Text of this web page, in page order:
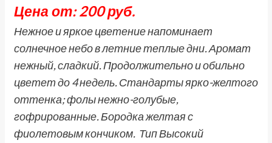
Цена от: 200 руб.
Нежное и яркое цветение напоминает
солнечное небо в летние теплые дни. Аромат
нежный, сладкий. Продолжительно и обильно
цветет до 4 недель. Стандарты ярко-желтого
оттенка; фолы нежно-голубые,
гофрированные. Бородка желтая с
фиолетовым кончиком. Тип Высокий